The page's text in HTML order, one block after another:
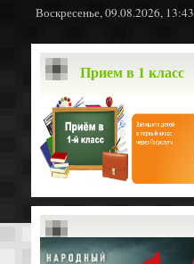
Воскресенье, 09.08.2026, 13:43
Прием в 1 класс